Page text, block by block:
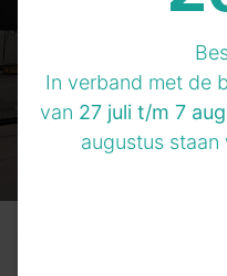
In verband met de
van 27 juli t/m 7
augustus staan